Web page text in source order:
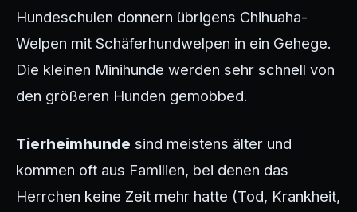
Hundeschulen donnern übrigens Chihuaha-
Welpen mit Schäferhundwelpen in ein Gehege.
Die kleinen Minihunde werden sehr schnell von
den größeren Hunden gemobbed.
Tierheimhunde sind meistens älter und
kommen oft aus Familien, bei denen das
Herrchen keine Zeit mehr hatte (Tod, Krankheit,